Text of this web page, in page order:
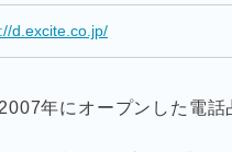
d.excite.co.jp/
年にオープンした電話